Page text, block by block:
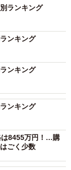
ランキング
ンキング
ンキング
ンキング
は8455万円！…購
ごく少数